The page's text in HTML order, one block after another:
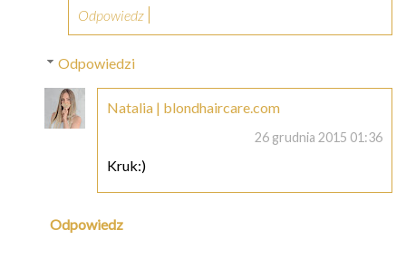
Odpowiedz
Odpowiedzi
Natalia | blondhaircare.com
26 grudnia 2015 01:36
Kruk:)
Odpowiedz